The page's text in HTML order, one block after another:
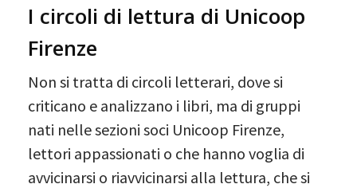
I circoli di lettura di Unicoop
Firenze
Non si tratta di circoli letterari, dove si
criticano e analizzano i libri, ma di gruppi
nati nelle sezioni soci Unicoop Firenze,
lettori appassionati o che hanno voglia di
avvicinarsi o riavvicinarsi alla lettura, che si